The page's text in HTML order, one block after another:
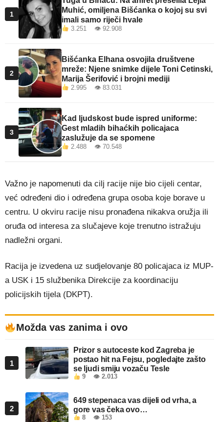
1
Muhić, omiljena Bišćanka o kojoj su svi
imali samo riječi hvale
3.251 👁 92.908
2
Bišćanka Elhana osvojila društvene
mreže: Njene snimke dijele Toni Cetinski,
Marija Šerifović i brojni mediji
2.995 👁 83.031
3
Kad ljudskost bude ispred uniforme:
Gest mladih bihaćkih policajaca
zaslužuje da se spomene
2.488 👁 70.548
Važno je napomenuti da cilj racije nije bio cijeli centar,
već određeni dio i određena grupa osoba koje borave u
centru. U okviru racije nisu pronađena nikakva oružja ili
oruđa od interesa za slučajeve koje trenutno istražuju
nadležni organi.
Racija je izvedena uz sudjelovanje 80 policajaca iz MUP-
a USK i 15 službenika Direkcije za koordinaciju
policijskih tijela (DKPT).
Možda vas zanima i ovo
1
Prizor s autoceste kod Zagreba je
postao hit na Fejsu, pogledajte zašto
se ljudi smiju vozaču Tesle
9 👁 2.013
2
649 stepenaca vas dijeli od vrha, a
gore vas čeka ovo…
8 👁 153